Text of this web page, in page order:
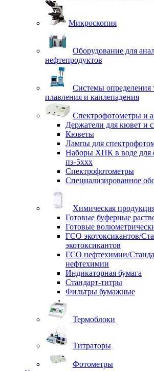
Микроскопия
Оборудование для
нефтепродуктов
Системы определения
плавления и каплепадения
Спектрофотометры и
Держатели для кювет и
Кюветы
Лампы для
Наборы ХПК в воде для
пэ-5ххх
Спектрофотометры
Специализированное
Химическая
Готовые буферные
Готовые
ГСО экотоксикантов/
экотоксикантов
ГСО нефтехимии/
нефтехимии
Индикаторная бумага
Стандарт-титры
Фильтры бумажные
Термоблоки
Титраторы
Фотометры